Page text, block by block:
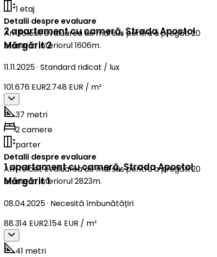
1 etaj
Detalii despre evaluare
Am folosit evaluarea de mai sus pentru a pregăti 20
oferte în interiorul 1606m.
2 apartament cu cameră,Strada Apostol
Mărgărit 2
11.11.2025· Standard ridicat / lux
101.676 EUR2.748 EUR / m²
37 metri
2 camere
parter
Detalii despre evaluare
Am folosit evaluarea de mai sus pentru a pregăti 20
oferte în interiorul 2823m.
1 apartament cu cameră,Strada Apostol
Mărgărit 1
08.04.2025· Necesită îmbunătățiri
88.314 EUR2.154 EUR / m²
41 metri